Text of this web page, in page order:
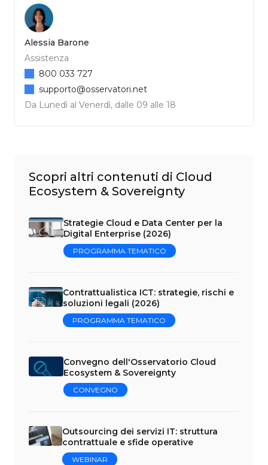
Alessia Barone
Assistenza
Da Lunedì al Venerdì, dalle 09 alle 18
800 033 727
supporto@osservatori.net
Scopri altri contenuti di Cloud
Ecosystem & Sovereignty
Strategie Cloud e Data Center per la
Digital Enterprise (2026)
PROGRAMMA TEMATICO
Contrattualistica ICT: strategie, rischi e
soluzioni legali (2026)
PROGRAMMA TEMATICO
Convegno dell'Osservatorio Cloud
Ecosystem & Sovereignty
CONVEGNO
Outsourcing dei servizi IT: struttura
contrattuale e sfide operative
WEBINAR